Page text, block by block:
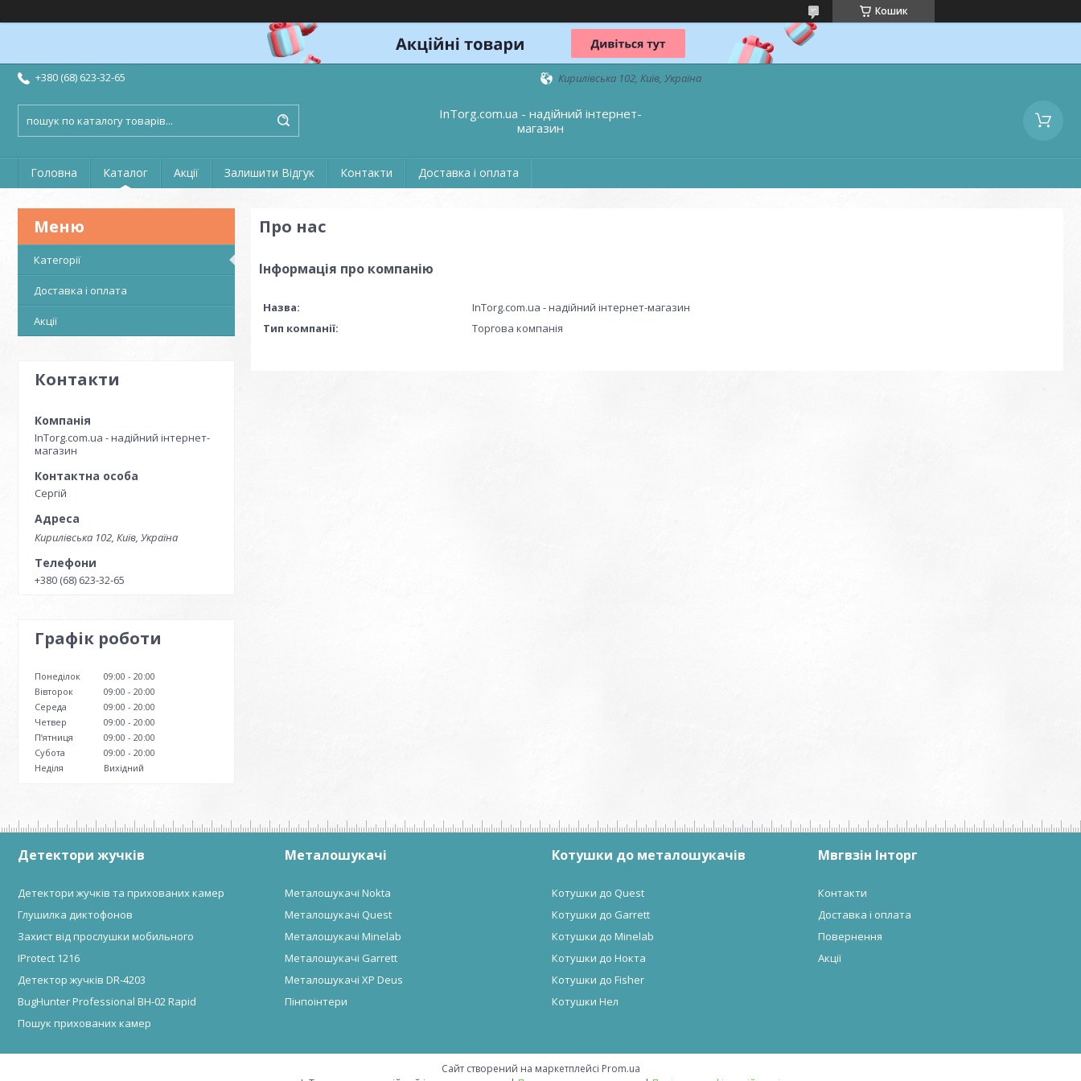
Кошик
+380 (68) 623-32-65 Кирилівська 102, Київ, Україна
InTorg.com.ua - надійний інтернет-
магазин
Головна Каталог Акції Залишити Відгук Контакти Доставка і оплата
Категорії
Доставка і оплата
Акції
Контакти
InTorg.com.ua - надійний інтернет-
магазин
Сергій
Кирилівська 102, Київ, Україна
+380 (68) 623-32-65
Графік роботи
Понеділок 09:00
20:00
Вівторок
09:00
20:00
Середа
09:00
20:00
Четвер
09:00
20:00
Пʼятниця
09:00
20:00
Субота
09:00
20:00
Неділя
Вихідний
Про нас
Інформація про компанію
Назва:
InTorg.com.ua - надійний інтернет-магазин
Тип компанії:
Торгова компанія
Детектори жучків
Детектори жучків та прихованих камер
Глушилка диктофонов
Захист від прослушки мобильного
IProtect 1216
Детектор жучків DR-4203
BugHunter Professional BH-02 Rapid
Пошук прихованих камер
Металошукачі
Металошукачі Nokta
Металошукачі Quest
Металошукачі Minelab
Металошукачі Garrett
Металошукачі XP Deus
Пінпоінтери
Котушки до металошукачів
Котушки до Quest
Котушки до Garrett
Котушки до Minelab
Котушки до Нокта
Котушки до Fisher
Котушки Нел
Мвгвзін Інторг
Контакти
Доставка і оплата
Повернення
Акції
Сайт створений на маркетплейсі Prom.ua